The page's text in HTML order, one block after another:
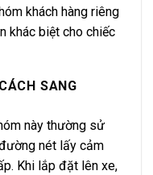
khách hàng riêng
khác biệt cho chiếc
SANG
này thường sử
nét lấy cảm
Khi lắp đặt lên xe,